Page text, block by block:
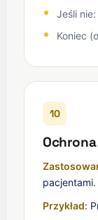
Jeśli
Koniec
10
pacjentami.
Przykład: